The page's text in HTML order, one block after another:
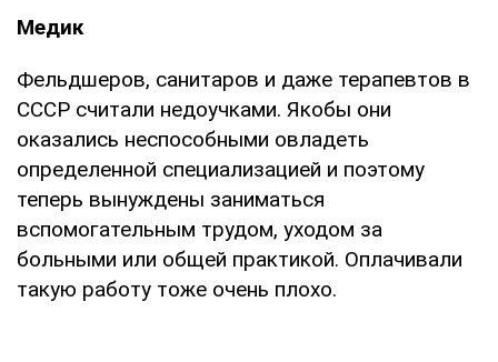
Медик
Фельдшеров, санитаров и даже терапевтов в
СССР считали недоучками. Якобы они
оказались неспособными овладеть
определенной специализацией и поэтому
теперь вынуждены заниматься
вспомогательным трудом, уходом за
больными или общей практикой. Оплачивали
такую работу тоже очень плохо.